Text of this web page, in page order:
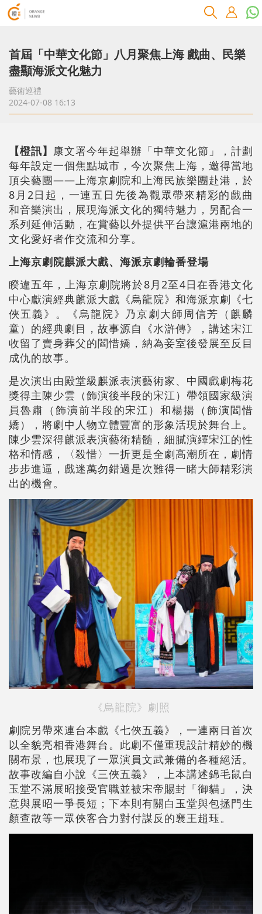
首屆「中華文化節」八月聚焦上海 戲曲、民樂
盡顯海派文化魅力
藝術巡禮
2024-07-08 16:13
【橙訊】 康文署今年起舉辦「中華文化節」，計劃
每年設定一個焦點城市，今次聚焦上海，邀得當地
頂尖藝團——上海京劇院和上海民族樂團赴港，於
8月2日起，一連五日先後為觀眾帶來精彩的戲曲
和音樂演出，展現海派文化的獨特魅力，另配合一
系列延伸活動，在賞藝以外提供平台讓滬港兩地的
文化愛好者作交流和分享。
上海京劇院麒派大戲、海派京劇輪番登場
睽違五年，上海京劇院將於8月2至4日在香港文化
中心獻演經典麒派大戲《烏龍院》和海派京劇《七
俠五義》。《烏龍院》乃京劇大師周信芳（麒麟
童）的經典劇目，故事源自《水滸傳》，講述宋江
收留了賣身葬父的閻惜嬌，納為妾室後發展至反目
成仇的故事。
是次演出由殿堂級麒派表演藝術家、中國戲劇梅花
獎得主陳少雲（飾演後半段的宋江）帶領國家級演
員魯肅（飾演前半段的宋江）和楊揚（飾演閻惜
嬌），將劇中人物立體豐富的形象活現於舞台上。
陳少雲深得麒派表演藝術精髓，細膩演繹宋江的性
格和情感，〈殺惜〉一折更是全劇高潮所在，劇情
步步進逼，戲迷萬勿錯過是次難得一睹大師精彩演
出的機會。
《烏龍院》劇照
劇院另帶來連台本戲《七俠五義》，一連兩日首次
以全貌亮相香港舞台。此劇不僅重現設計精妙的機
關布景，也展現了一眾演員文武兼備的各種絕活。
故事改編自小說《三俠五義》，上本講述錦毛鼠白
玉堂不滿展昭接受官職並被宋帝賜封「御貓」，決
意與展昭一爭長短；下本則有關白玉堂與包拯門生
顏查散等一眾俠客合力對付謀反的襄王趙珏。